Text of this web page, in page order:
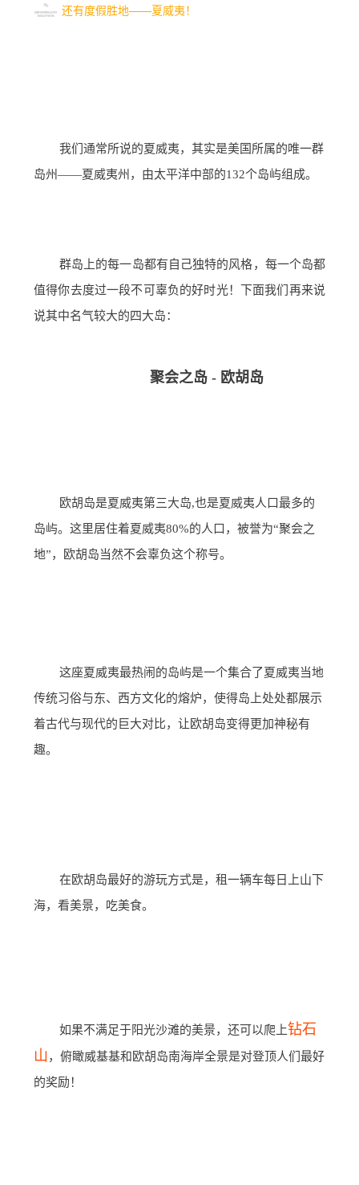
还有度假胜地——夏威夷！
我们通常所说的夏威夷，其实是美国所属的唯一群
岛州——夏威夷州，由太平洋中部的132个岛屿组成。
群岛上的每一岛都有自己独特的风格，每一个岛都
值得你去度过一段不可辜负的好时光！下面我们再来说
说其中名气较大的四大岛：
聚会之岛 - 欧胡岛
欧胡岛是夏威夷第三大岛,也是夏威夷人口最多的
岛屿。这里居住着夏威夷80%的人口，被誉为“聚会之
地”，欧胡岛当然不会辜负这个称号。
这座夏威夷最热闹的岛屿是一个集合了夏威夷当地
传统习俗与东、西方文化的熔炉，使得岛上处处都展示
着古代与现代的巨大对比，让欧胡岛变得更加神秘有
趣。
在欧胡岛最好的游玩方式是，租一辆车每日上山下
海，看美景，吃美食。
如果不满足于阳光沙滩的美景，还可以爬上钻石
山 ，俯瞰威基基和欧胡岛南海岸全景是对登顶人们最好
的奖励！